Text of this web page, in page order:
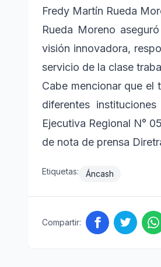
Fredy Martín Rueda
Rueda Moreno
visión innovadora,
servicio de la clase
Cabe mencionar que el
diferentes
Ejecutiva Regional N°
de nota de prensa
Etiquetas: Áncash
Compartir: